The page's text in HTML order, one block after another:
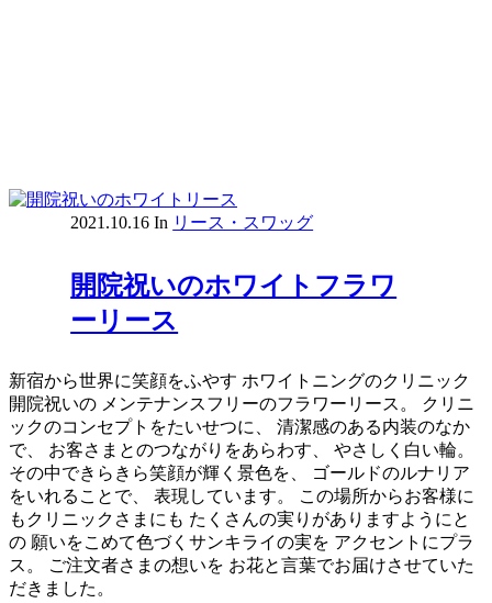
2021.10.16 In リース・スワッグ
開院祝いのホワイトフラワ
ーリース
新宿から世界に笑顔をふやす ホワイトニングのクリニック
開院祝いの メンテナンスフリーのフラワーリース。 クリニ
ックのコンセプトをたいせつに、 清潔感のある内装のなか
で、 お客さまとのつながりをあらわす、 やさしく白い輪。
その中できらきら笑顔が輝く景色を、 ゴールドのルナリア
をいれることで、 表現しています。 この場所からお客様に
もクリニックさまにも たくさんの実りがありますようにと
の 願いをこめて色づくサンキライの実を アクセントにプラ
ス。 ご注文者さまの想いを お花と言葉でお届けさせていた
だきました。